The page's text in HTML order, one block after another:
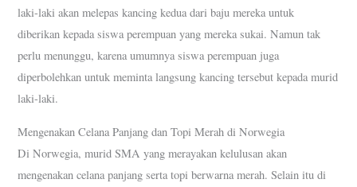
laki-laki akan melepas kancing kedua dari baju mereka untuk
diberikan kepada siswa perempuan yang mereka sukai. Namun tak
perlu menunggu, karena umumnya siswa perempuan juga
diperbolehkan untuk meminta langsung kancing tersebut kepada murid
laki-laki.
Mengenakan Celana Panjang dan Topi Merah di Norwegia
Di Norwegia, murid SMA yang merayakan kelulusan akan
mengenakan celana panjang serta topi berwarna merah. Selain itu di